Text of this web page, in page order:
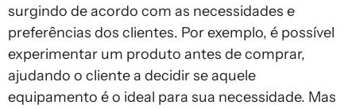
surgindo de acordo com as necessidades e
preferências dos clientes. Por exemplo, é possível
experimentar um produto antes de comprar,
ajudando o cliente a decidir se aquele
equipamento é o ideal para sua necessidade. Mas